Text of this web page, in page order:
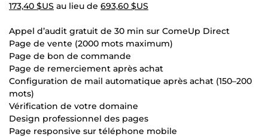
173,40 $US au lieu de 693,60 $US
Appel d’audit gratuit de 30 min sur ComeUp Direct
Page de vente (2000 mots maximum)
Page de bon de commande
Page de remerciement après achat
Configuration de mail automatique après achat (150–200
mots)
Vérification de votre domaine
Design professionnel des pages
Page responsive sur téléphone mobile